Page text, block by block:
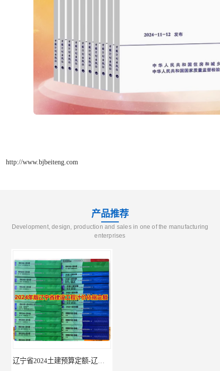
http://www.bjbeiteng.com
产品推荐
Development, design, production and sales in one of the manufacturing
enterprises
辽宁省2024土建预算定额-辽宁安装预算定额-辽宁通风空调安装定额